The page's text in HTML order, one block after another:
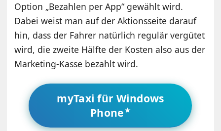
Option „Bezahlen per App“ gewählt wird.
Dabei weist man auf der Aktionsseite darauf
hin, dass der Fahrer natürlich regulär vergütet
wird, die zweite Hälfte der Kosten also aus der
Marketing-Kasse bezahlt wird.
myTaxi für Windows
Phone